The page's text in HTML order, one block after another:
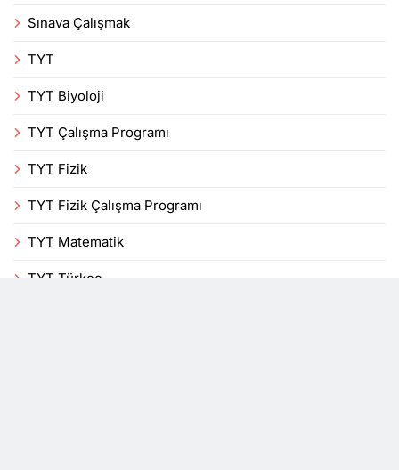
Sınava Çalışmak
TYT
TYT Biyoloji
TYT Çalışma Programı
TYT Fizik
TYT Fizik Çalışma Programı
TYT Matematik
TYT Türkçe